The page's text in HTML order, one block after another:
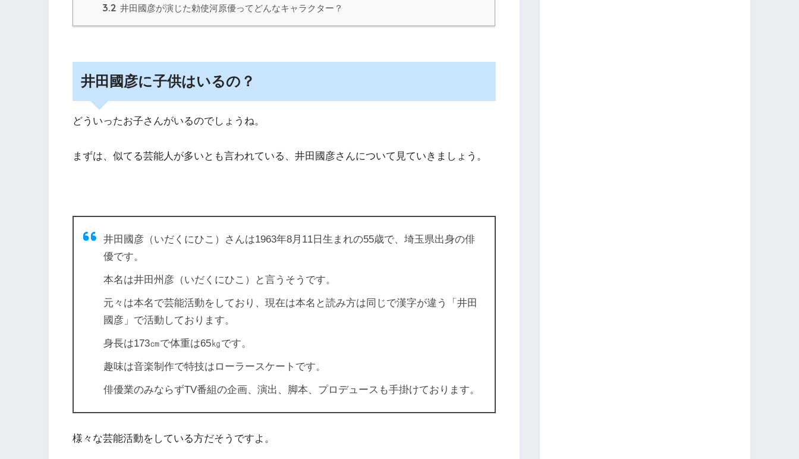
3.2 井田國彦が演じた勅使河原優ってどんなキャラクター？
井田國彦に子供はいるの？
どういったお子さんがいるのでしょうね。
まずは、似てる芸能人が多いとも言われている、井田國彦さんについて見ていきましょう。
井田國彦（いだくにひこ）さんは1963年8月11日生まれの55歳で、埼玉県出身の俳
優です。
本名は井田州彦（いだくにひこ）と言うそうです。
元々は本名で芸能活動をしており、現在は本名と読み方は同じで漢字が違う「井田
國彦」で活動しております。
身長は173㎝で体重は65㎏です。
趣味は音楽制作で特技はローラースケートです。
俳優業のみならずTV番組の企画、演出、脚本、プロデュースも手掛けております。
様々な芸能活動をしている方だそうですよ。